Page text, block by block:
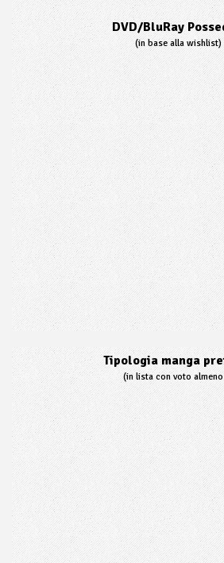
DVD/BluRay
(in base alla wishlist)
Tipologia manga
(in lista con voto